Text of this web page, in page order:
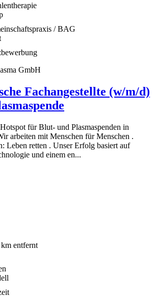
/ BAG
GmbH
Fachangestellte (w/m/d)
für Blut- und Plasmaspenden in
arbeiten mit Menschen für Menschen .
Leben retten . Unser Erfolg basiert auf
und einem en...
entfernt